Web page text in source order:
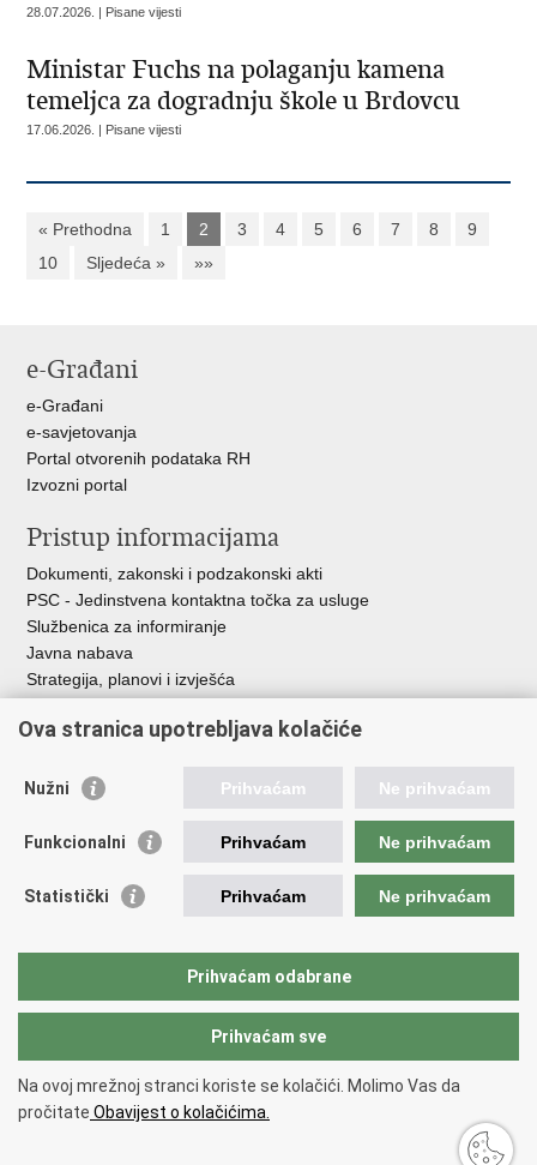
28.07.2026. | Pisane vijesti
Ministar Fuchs na polaganju kamena
temeljca za dogradnju škole u Brdovcu
17.06.2026. | Pisane vijesti
« Prethodna 1 2 3 4 5 6 7 8
9
10
Sljedeća » »»
e-Građani
e-Građani
e-savjetovanja
Portal otvorenih podataka RH
Izvozni portal
Pristup informacijama
Dokumenti, zakonski i podzakonski akti
PSC - Jedinstvena kontaktna točka za usluge
Službenica za informiranje
Javna nabava
Strategija, planovi i izvješća
Korisne poveznice
Vlada RH
ASOO
CARNET
Copyright © 2026 Ministarstvo znanosti, obrazovanja i mladih.
korištenjaIzjava o pristupačnosti
Ova stranica upotrebljava kolačiće
Nužni Prihvaćam Ne prihvaćam
Funkcionalni Prihvaćam Ne prihvaćam
Statistički Prihvaćam Ne prihvaćam
Prihvaćam odabrane
Prihvaćam sve
Na ovoj mrežnoj stranci koriste se kolačići. Molimo Vas da
pročitate Obavijest o kolačićima.